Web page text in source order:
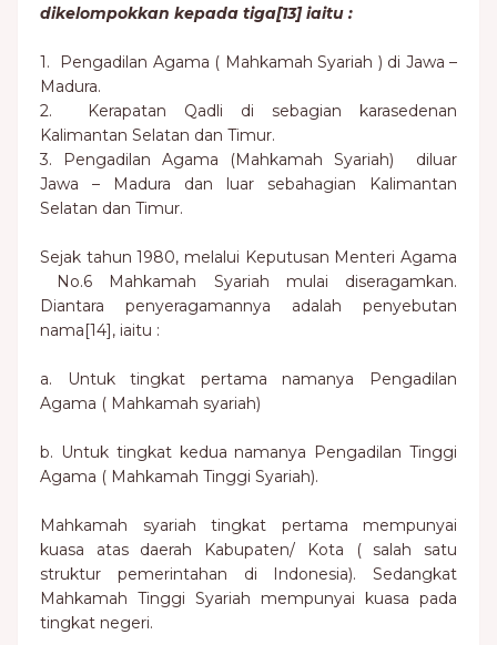
dikelompokkan kepada tiga[13] iaitu :
1. Pengadilan Agama ( Mahkamah Syariah ) di Jawa –
Madura.
2. Kerapatan Qadli di sebagian karasedenan
Kalimantan Selatan dan Timur.
3. Pengadilan Agama (Mahkamah Syariah) diluar
Jawa – Madura dan luar sebahagian Kalimantan
Selatan dan Timur.
Sejak tahun 1980, melalui Keputusan Menteri Agama
No.6 Mahkamah Syariah mulai diseragamkan.
Diantara penyeragamannya adalah penyebutan
nama[14], iaitu :
a. Untuk tingkat pertama namanya Pengadilan
Agama ( Mahkamah syariah)
b. Untuk tingkat kedua namanya Pengadilan Tinggi
Agama ( Mahkamah Tinggi Syariah).
Mahkamah syariah tingkat pertama mempunyai
kuasa atas daerah Kabupaten/ Kota ( salah satu
struktur pemerintahan di Indonesia). Sedangkat
Mahkamah Tinggi Syariah mempunyai kuasa pada
tingkat negeri.